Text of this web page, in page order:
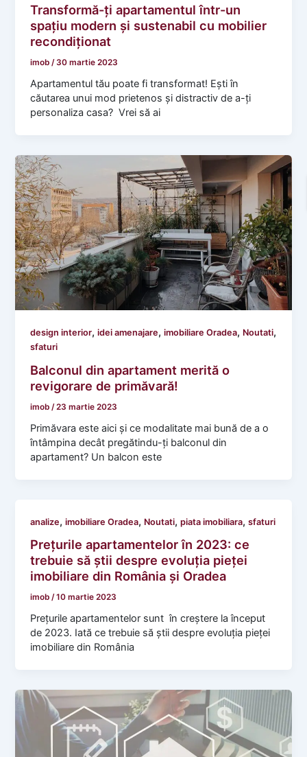
Transformă-ți apartamentul într-un
spațiu modern și sustenabil cu mobilier
recondiționat
imob / 30 martie 2023
Apartamentul tău poate fi transformat! Ești în
căutarea unui mod prietenos și distractiv de a-ți
personaliza casa? Vrei să ai
design interior,idei amenajare,imobiliare Oradea, Noutati,
sfaturi
Balconul din apartament merită o
revigorare de primăvară!
imob/23 martie 2023
Primăvara este aici și ce modalitate mai bună de a o
întâmpina decât pregătindu-ți balconul din
apartament? Un balcon este
analize,imobiliare Oradea, Noutati,piata imobiliara,sfaturi
Prețurile apartamentelor în 2023: ce
trebuie să știi despre evoluția pieței
imobiliare din România și Oradea
imob/10 martie 2023
Prețurile apartamentelor sunt în creștere la început
de 2023. Iată ce trebuie să știi despre evoluția pieței
imobiliare din România